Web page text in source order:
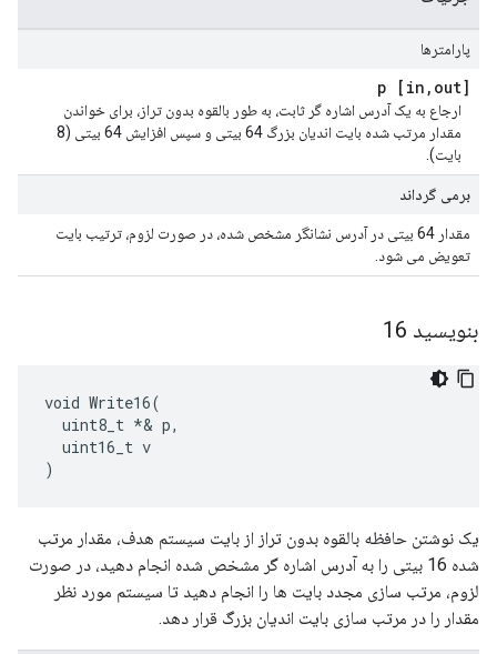
پارامترها
[in
, out] p
ارجاع به یک آدرس اشاره گر ثابت، به طور بالقوه بدون تراز، برای خواندن
مقدار مرتب شده بایت اندیان بزرگ 64 بیتی و سپس افزایش 64 بیتی (8
بایت).
برمی گرداند
مقدار 64 بیتی در آدرس نشانگر مشخص شده، در صورت لزوم، ترتیب بایت
تعویض می شود.
بنویسید 16
void Write16(
  uint8_t *& p,
  uint16_t v
)
یک نوشتن حافظه بالقوه بدون تراز از بایت سیستم هدف، مقدار مرتب
شده 16 بیتی را به آدرس اشاره گر مشخص شده انجام دهید، در صورت
لزوم، مرتب سازی مجدد بایت ها را انجام دهید تا سیستم مورد نظر
مقدار را در مرتب سازی بایت اندیان بزرگ قرار دهد.